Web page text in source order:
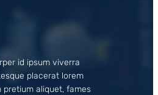
id ipsum viverra
placerat lorem
pretium aliquet, fames